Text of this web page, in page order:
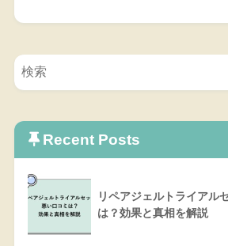
Recent Posts
リペアジェルトライアル
は？効果と真相を解説